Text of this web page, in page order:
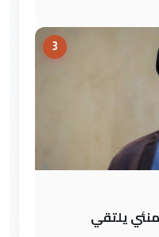
3
يلتقي